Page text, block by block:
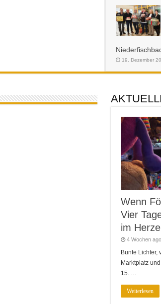
19. Dezember
Wenn
Vier
im
4 Wochen ago
Bunte Lichter,
Marktplatz
15. …
Weiterlesen